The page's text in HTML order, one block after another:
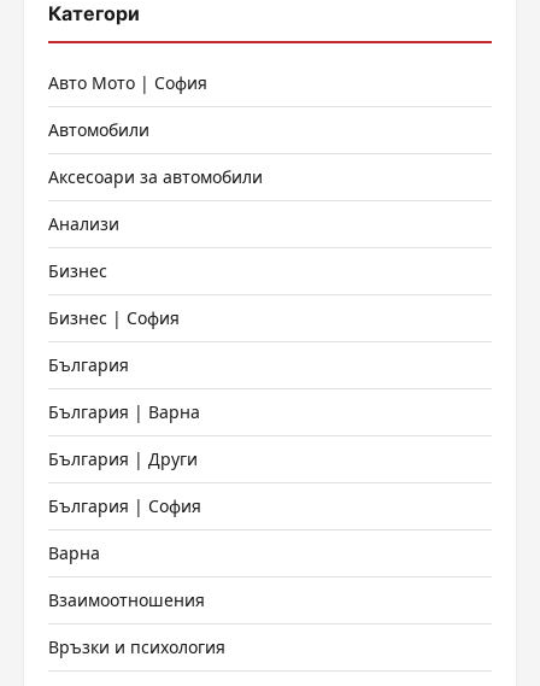
Категори
Авто Мото | София
Автомобили
Аксесоари за автомобили
Анализи
Бизнес
Бизнес | София
България
България | Варна
България | Други
България | София
Варна
Взаимоотношения
Връзки и психология